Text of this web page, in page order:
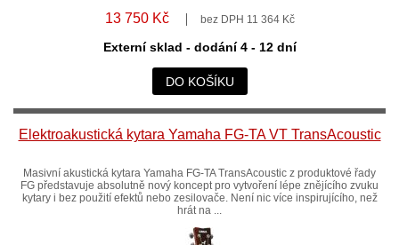
13 750 Kč bez DPH 11 364 Kč
Externí sklad - dodání 4 - 12 dní
DO KOŠÍKU
Elektroakustická kytara Yamaha FG-TA VT TransAcoustic
Masivní akustická kytara Yamaha FG-TA TransAcoustic z produktové řady
FG představuje absolutně nový koncept pro vytvoření lépe znějícího zvuku
kytary i bez použití efektů nebo zesilovače. Není nic více inspirujícího, než
hrát na ...